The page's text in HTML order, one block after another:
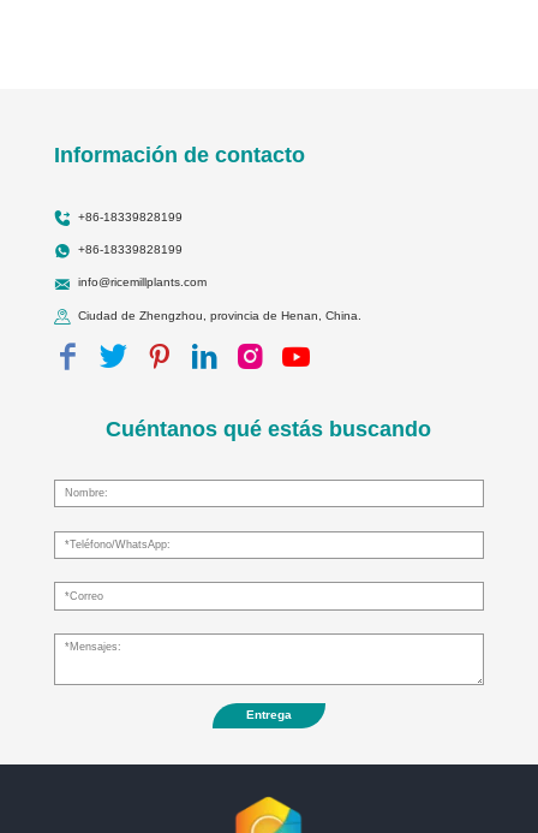
Información de contacto
+86-18339828199
+86-18339828199
info@ricemillplants.com
Ciudad de Zhengzhou, provincia de Henan, China.
Cuéntanos qué estás buscando
Entrega